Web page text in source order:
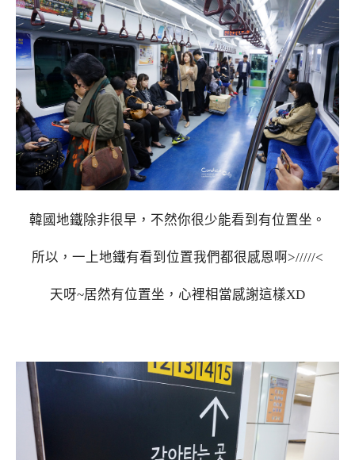
韓國地鐵除非很早，不然你很少能看到有位置坐。
所以，一上地鐵有看到位置我們都很感恩啊>/////<
天呀~居然有位置坐，心裡相當感謝這樣XD